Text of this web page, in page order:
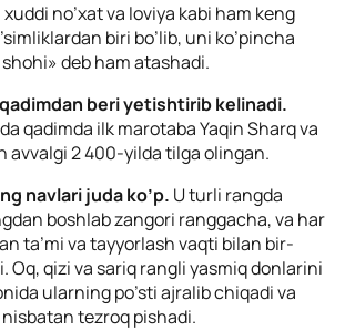
no’xat va loviya kabi ham keng
biri bo’lib, uni ko’pincha
deb ham atashadi.
beri yetishtirib kelinadi.
qadimda ilk marotaba Yaqin Sharq va
avvalgi 2 400-yilda tilga olingan.
navlari juda ko’p. U turli rangda
boshlab zangori ranggacha, va har
ta’mi va tayyorlash vaqti bilan bir-
Oq, qizi va sariq rangli yasmiq donlarini
ularning po’sti ajralib chiqadi va
tezroq pishadi.